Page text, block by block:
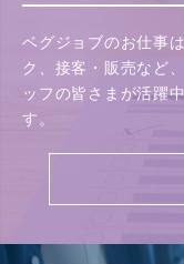
ベグジョブのお仕事
ク、接客・販売など
ッフの皆さまが活躍
す。